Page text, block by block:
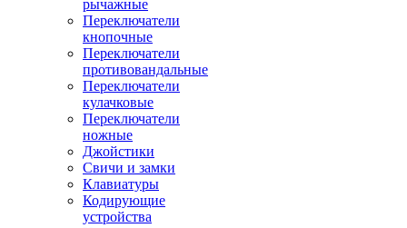
рычажные
Переключатели
кнопочные
Переключатели
противовандальные
Переключатели
кулачковые
Переключатели
ножные
Джойстики
Свичи и замки
Клавиатуры
Кодирующие
устройства